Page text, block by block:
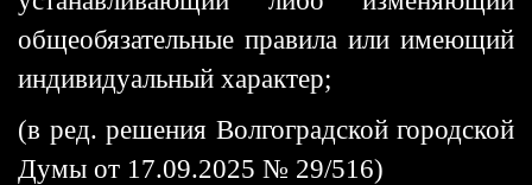
общеобязательные правила или имеющий
индивидуальный характер;
(в ред. решения Волгоградской городской
Думы от 17.09.2025 № 29/516)